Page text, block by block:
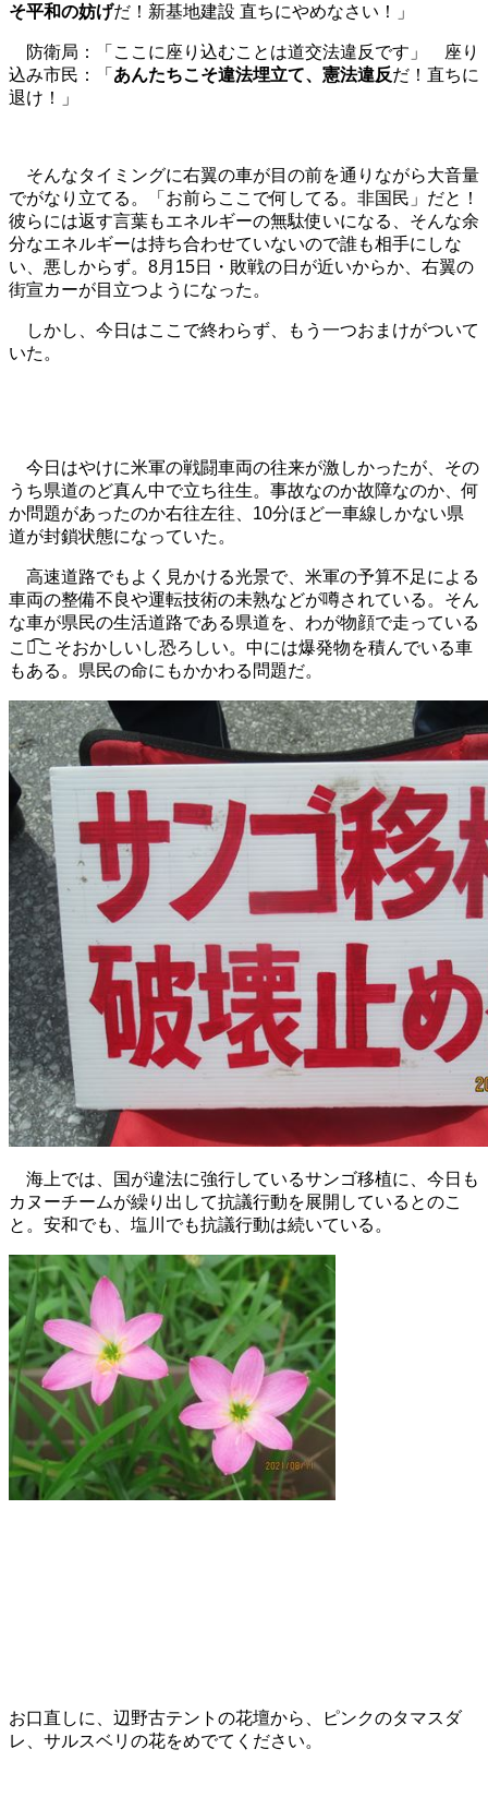
そ平和の妨げだ！新基地建設 直ちにやめなさい！」
防衛局：「ここに座り込むことは道交法違反です」 座り
込み市民：「 あんたちこそ違法埋立て、憲法違反だ！直ちに
退け！」
そんなタイミングに右翼の車が目の前を通りながら大音量
でがなり立てる。「お前らここで何してる。非国民」だと！
彼らには返す言葉もエネルギーの無駄使いになる、そんな余
分なエネルギーは持ち合わせていないので誰も相手にしな
い、悪しからず。8月15日・敗戦の日が近いからか、右翼の
街宣カーが目立つようになった。
しかし、今日はここで終わらず、もう一つおまけがついて
いた。
今日はやけに米軍の戦闘車両の往来が激しかったが、その
うち県道のど真ん中で立ち往生。事故なのか故障なのか、何
か問題があったのか右往左往、10分ほど一車線しかない県
道が封鎖状態になっていた。
高速道路でもよく見かける光景で、米軍の予算不足による
車両の整備不良や運転技術の未熟などが噂されている。そん
な車が県民の生活道路である県道を、わが物顔で走っている
こと͡こそおかしいし恐ろしい。中には爆発物を積んでいる車
もある。県民の命にもかかわる問題だ。
海上では、国が違法に強行しているサンゴ移植に、今日も
カヌーチームが繰り出して抗議行動を展開しているとのこ
と。安和でも、塩川でも抗議行動は続いている。
お口直しに、辺野古テントの花壇から、ピンクのタマスダ
レ、サルスベリの花をめでてください。